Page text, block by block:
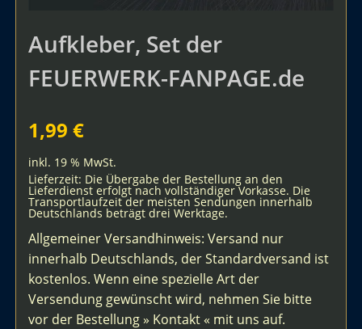
Aufkleber, Set der
FEUERWERK-FANPAGE.de
1,99 €
inkl. 19 % MwSt.
Lieferzeit: Die Übergabe der Bestellung an den
Lieferdienst erfolgt nach vollständiger Vorkasse. Die
Transportlaufzeit der meisten Sendungen innerhalb
Deutschlands beträgt drei Werktage.
Allgemeiner Versandhinweis: Versand nur
innerhalb Deutschlands, der Standardversand ist
kostenlos. Wenn eine spezielle Art der
Versendung gewünscht wird, nehmen Sie bitte
vor der Bestellung » Kontakt « mit uns auf.